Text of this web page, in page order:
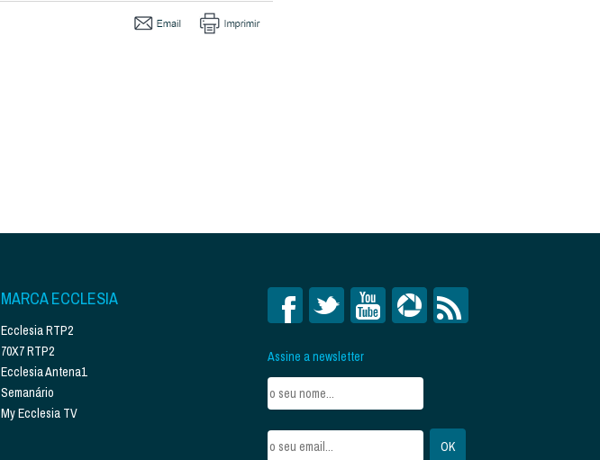
MARCA ECCLESIA
Ecclesia RTP2
70X7 RTP2
Ecclesia Antena1
Semanário
My Ecclesia TV
Assine a newsletter